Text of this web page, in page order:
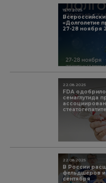
«Долголетие
27-28 ноября
15.10.2025
FDA
семаглутида
стеатогепатите
22.08.2025
В России
фельдшеров и
сентября
22.08.2025